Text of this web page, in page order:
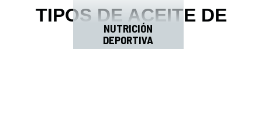
TIPOS DE ACEITE DE
KRILL
NUTRICIÓN
DEPORTIVA